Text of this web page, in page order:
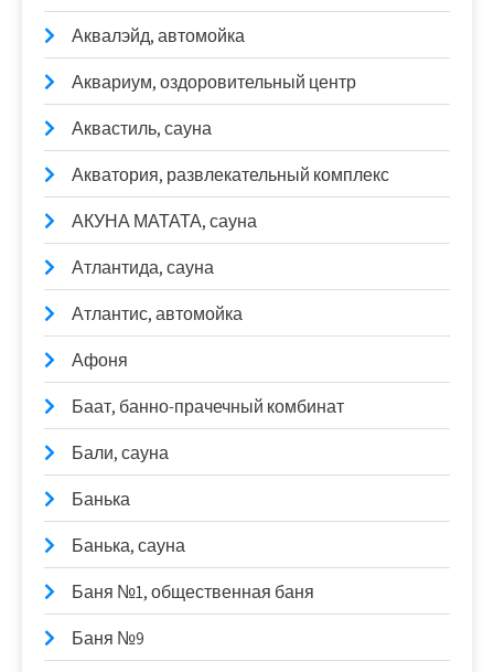
Аквалэйд, автомойка
Аквариум, оздоровительный центр
Аквастиль, сауна
Акватория, развлекательный комплекс
АКУНА МАТАТА, сауна
Атлантида, сауна
Атлантис, автомойка
Афоня
Баат, банно-прачечный комбинат
Бали, сауна
Банька
Банька, сауна
Баня №1, общественная баня
Баня №9